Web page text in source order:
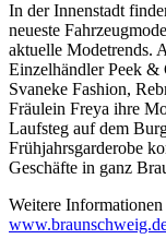
In der Innenstadt
neueste
aktuelle Modetrends.
Einzelhändler Peek &
Svaneke Fashion,
Fräulein Freya ihre
Laufsteg auf dem
Frühjahrsgarderobe
Geschäfte in ganz
Weitere